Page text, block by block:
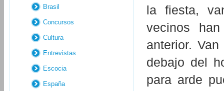
la fiesta,
vecinos
anterior.
debajo del
para arde
Brasil
Concursos
Cultura
Entrevistas
Escocia
España